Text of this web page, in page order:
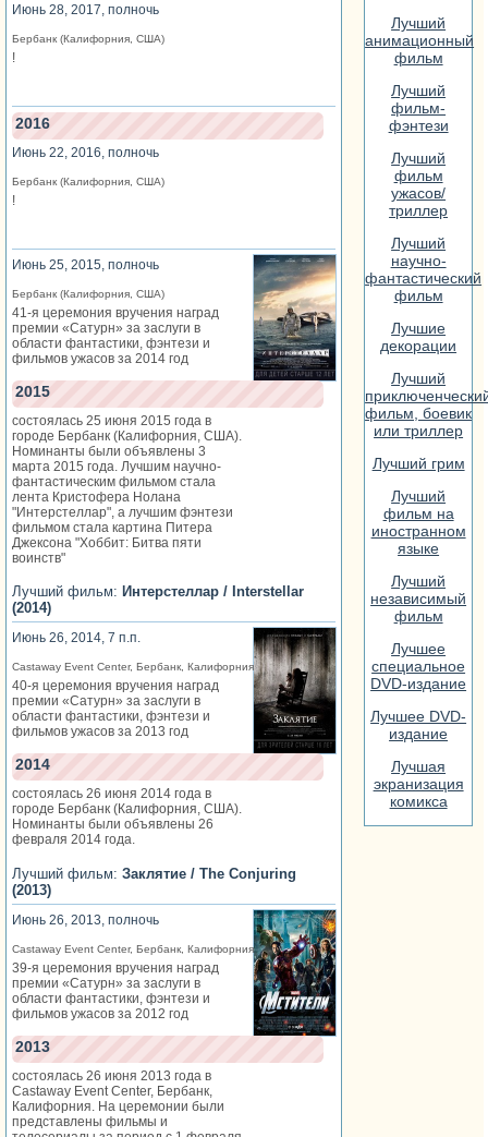
Лучший
анимационный
фильм
Лучший
фильм-
фэнтези
Лучший
фильм
ужасов/
триллер
Лучший
научно-
фантастический
фильм
Лучшие
декорации
Лучший
фильм, боевик
или триллер
Лучший грим
Лучший
фильм на
иностранном
языке
Лучший
независимый
фильм
Лучшее
специальное
DVD-издание
Лучшее DVD-
издание
Лучшая
экранизация
комикса
Июнь 28, 2017, полночь
Бербанк (Калифорния, США)
!
2016
Июнь 22, 2016, полночь
Бербанк (Калифорния, США)
!
2015
Июнь 25, 2015, полночь
Бербанк (Калифорния, США)
41-я церемония вручения наград
премии «Сатурн» за заслуги в
области фантастики, фэнтези и
фильмов ужасов за 2014 год
состоялась 25 июня 2015 года в
городе Бербанк (Калифорния, США).
Номинанты были объявлены 3
марта 2015 года. Лучшим научно-
фантастическим фильмом стала
лента Кристофера Нолана
"Интерстеллар", а лучшим фэнтези
фильмом стала картина Питера
Джексона "Хоббит: Битва пяти
воинств"
Лучший фильм: Интерстеллар / Interstellar
(2014)
2014
Июнь 26, 2014, 7 п.п.
Castaway Event Center, Бербанк, Калифорния
40-я церемония вручения наград
премии «Сатурн» за заслуги в
области фантастики, фэнтези и
фильмов ужасов за 2013 год
состоялась 26 июня 2014 года в
городе Бербанк (Калифорния, США).
Номинанты были объявлены 26
февраля 2014 года.
Лучший фильм: Заклятие / The Conjuring
(2013)
2013
Июнь 26, 2013, полночь
Castaway Event Center, Бербанк, Калифорния
39-я церемония вручения наград
премии «Сатурн» за заслуги в
области фантастики, фэнтези и
фильмов ужасов за 2012 год
состоялась 26 июня 2013 года в
Castaway Event Center, Бербанк,
Калифорния. На церемонии были
представлены фильмы и